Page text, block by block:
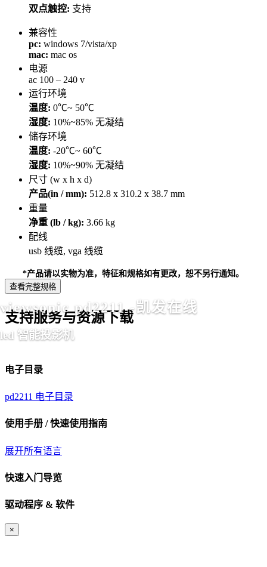
viewsonic pd2211 -凯发在线
led 智能投影机
双点触控: 支持
兼容性
pc: windows 7/vista/xp
mac: mac os
电源
ac 100 – 240 v
运行环境
温度: 0℃~ 50℃
湿度: 10%~85% 无凝结
储存环境
温度: -20℃~ 60℃
湿度: 10%~90% 无凝结
尺寸 (w x h x d)
产品(in / mm): 512.8 x 310.2 x 38.7 mm
重量
净重 (lb / kg): 3.66 kg
配线
usb 线缆, vga 线缆
*产品请以实物为准，特征和规格如有更改，恕不另行通知。
查看完整规格
支持服务与资源下载
电子目录
pd2211 电子目录
使用手册 / 快速使用指南
展开所有语言
快速入门导览
驱动程序 & 软件
×